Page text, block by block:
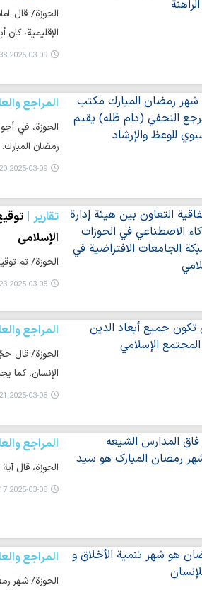
الحوزة/ قال
الإقليمية،
2025-03-09 21:38
المراجع
الحوزة، في
رمضان المبارك.
2025-03-09 12:20
تقارير
الإسلامي
الحوزة/ تم
2025-03-08 10:23
المراجع
الحوزة/ قال
الإنسان، كما
2025-03-08 10:21
المراجع
الحوزة، قال
2025-03-08 10:17
المراجع
الحوزة/ شهر